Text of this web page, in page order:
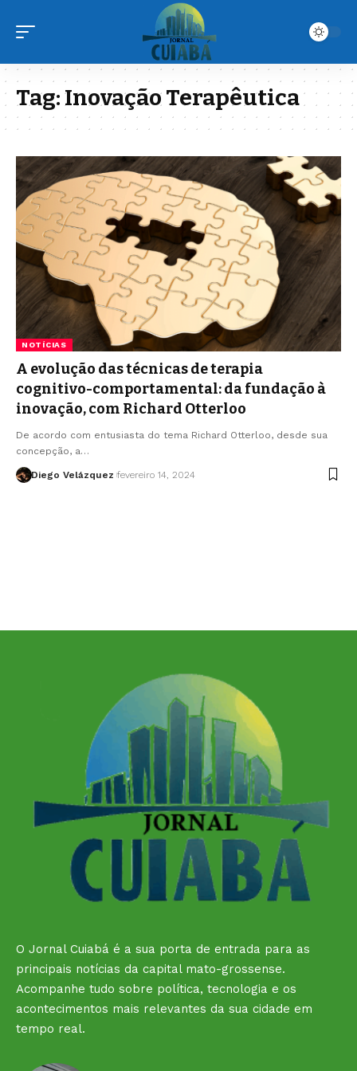
Tag:Inovação Terapêutica
NOTÍCIAS
A evolução das técnicas de terapia
cognitivo-comportamental: da fundação à
inovação, com Richard Otterloo
De acordo com entusiasta do tema Richard Otterloo, desde sua
concepção, a…
Diego Velázquez fevereiro 14, 2024
O Jornal Cuiabá é a sua porta de entrada para as
principais notícias da capital mato-grossense.
Acompanhe tudo sobre política, tecnologia e os
acontecimentos mais relevantes da sua cidade em
tempo real.